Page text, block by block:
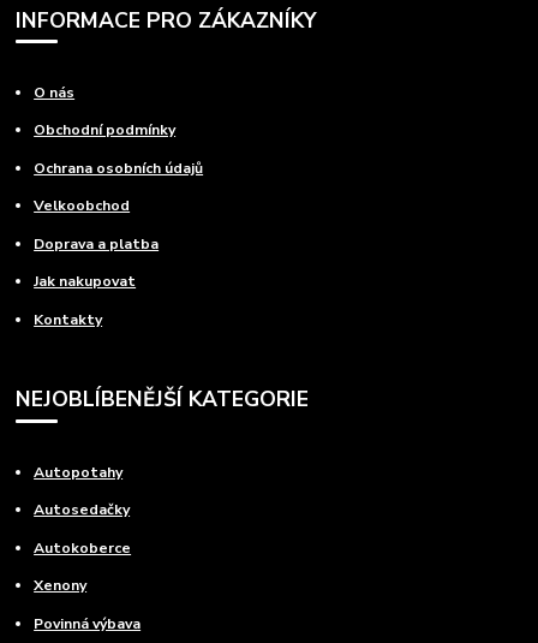
INFORMACE PRO ZÁKAZNÍKY
O nás
Obchodní podmínky
Ochrana osobních údajů
Velkoobchod
Doprava a platba
Jak nakupovat
Kontakty
NEJOBLÍBENĚJŠÍ KATEGORIE
Autopotahy
Autosedačky
Autokoberce
Xenony
Povinná výbava